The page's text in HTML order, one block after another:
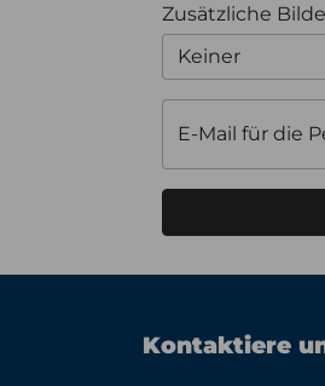
Zusätzliche
Keiner
E-Mail für die
Kontaktiere